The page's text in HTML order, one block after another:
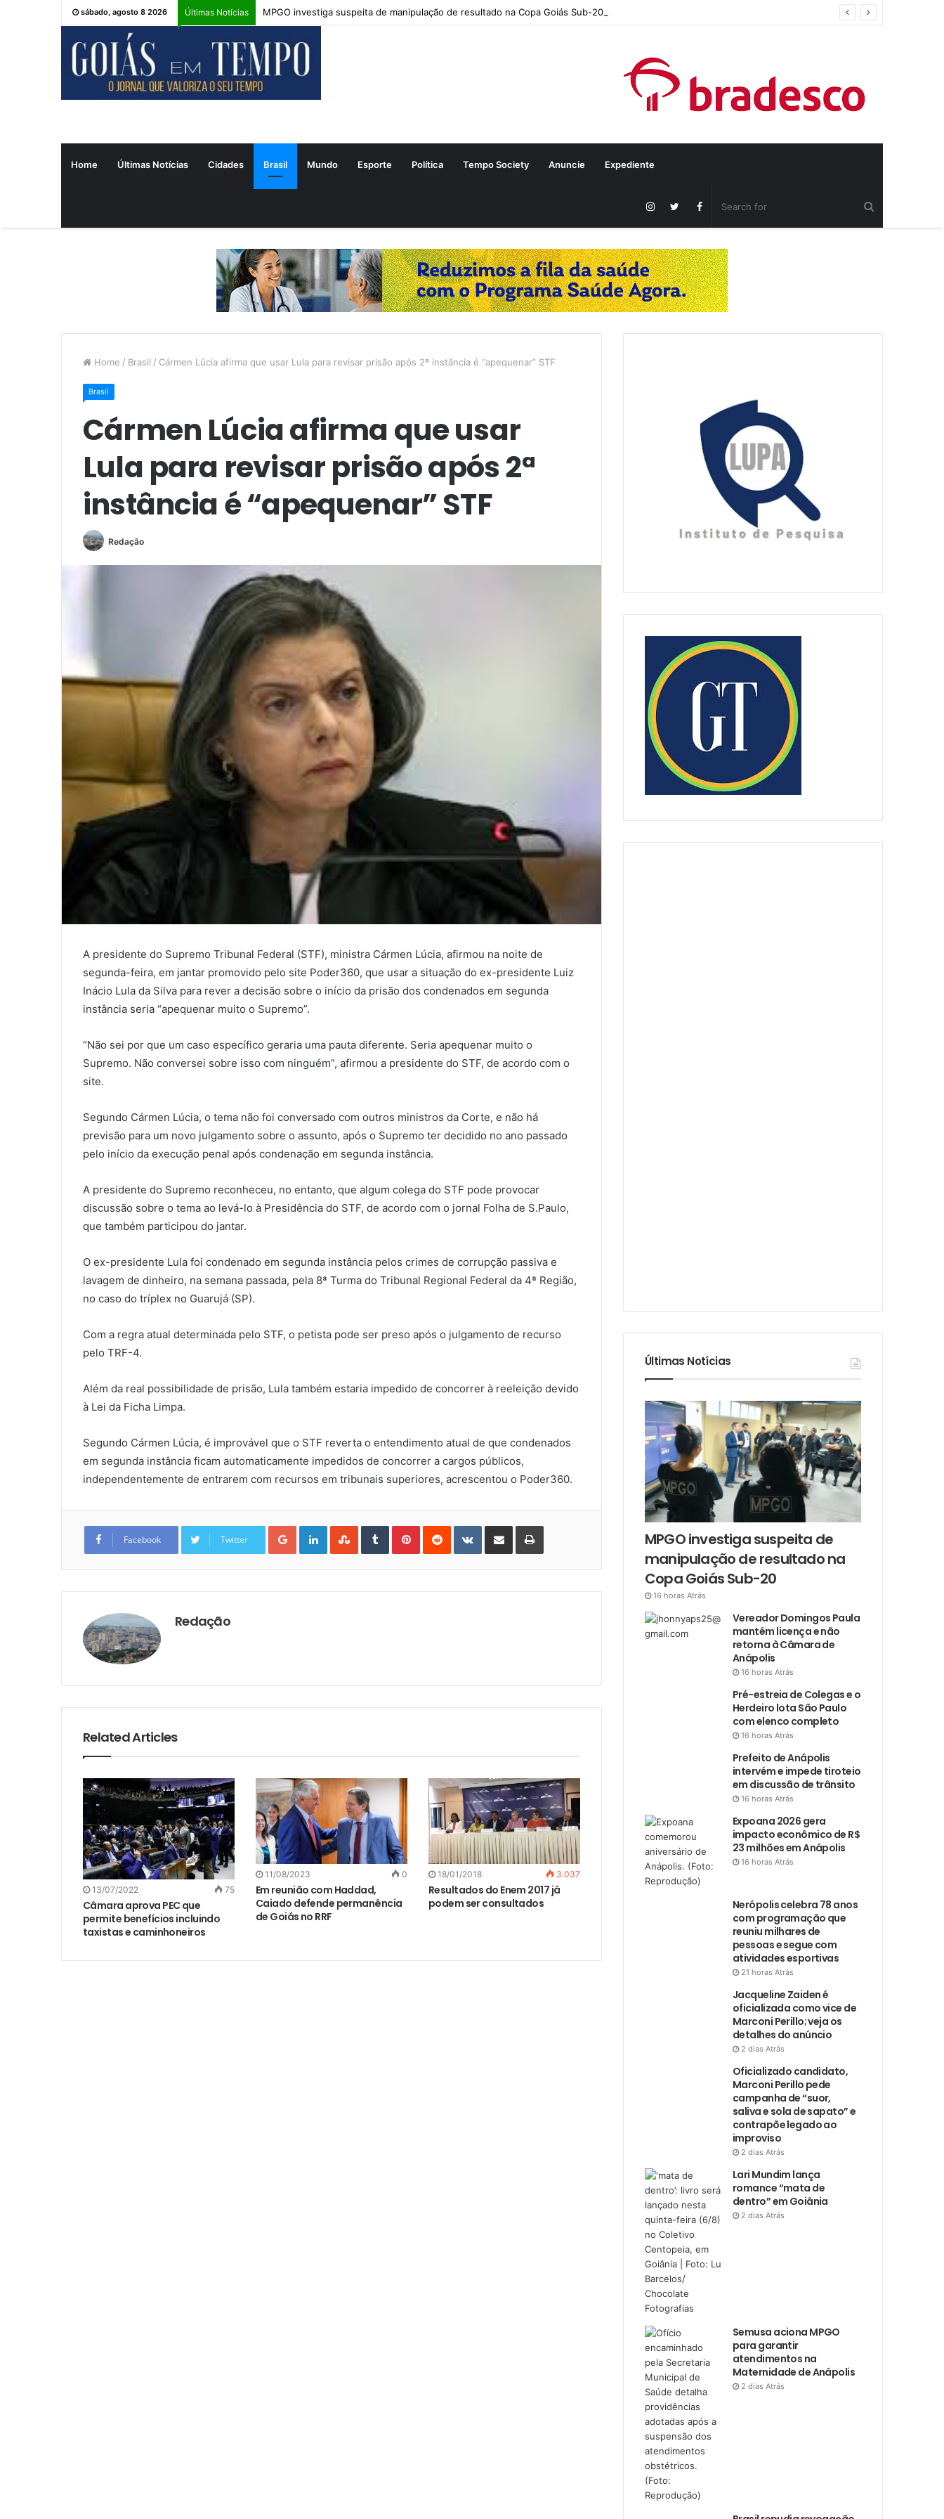
sábado, agosto 8 2026 Últimas Notícias MPGO investiga suspeita de manipulação de resultado na Copa Goiás Sub-20
Home Últimas Notícias Cidades Brasil Mundo Esporte Política Tempo Society Anuncie Expediente
Home / Brasil / Cármen Lúcia afirma que usar Lula para revisar prisão após 2ª instância é “apequenar” STF
Brasil
Cármen Lúcia afirma que usar
Lula para revisar prisão após 2ª
instância é “apequenar” STF
Redação
A presidente do Supremo Tribunal Federal (STF), ministra Cármen Lúcia, afirmou na noite de
segunda-feira, em jantar promovido pelo site Poder360, que usar a situação do ex-presidente Luiz
Inácio Lula da Silva para rever a decisão sobre o início da prisão dos condenados em segunda
instância seria “apequenar muito o Supremo”.
“Não sei por que um caso específico geraria uma pauta diferente. Seria apequenar muito o
Supremo. Não conversei sobre isso com ninguém”, afirmou a presidente do STF, de acordo com o
site.
Segundo Cármen Lúcia, o tema não foi conversado com outros ministros da Corte, e não há
previsão para um novo julgamento sobre o assunto, após o Supremo ter decidido no ano passado
pelo início da execução penal após condenação em segunda instância.
A presidente do Supremo reconheceu, no entanto, que algum colega do STF pode provocar
discussão sobre o tema ao levá-lo à Presidência do STF, de acordo com o jornal Folha de S.Paulo,
que também participou do jantar.
O ex-presidente Lula foi condenado em segunda instância pelos crimes de corrupção passiva e
lavagem de dinheiro, na semana passada, pela 8ª Turma do Tribunal Regional Federal da 4ª Região,
no caso do tríplex no Guarujá (SP).
Com a regra atual determinada pelo STF, o petista pode ser preso após o julgamento de recurso
pelo TRF-4.
Além da real possibilidade de prisão, Lula também estaria impedido de concorrer à reeleição devido
à Lei da Ficha Limpa.
Segundo Cármen Lúcia, é improvável que o STF reverta o entendimento atual de que condenados
em segunda instância ficam automaticamente impedidos de concorrer a cargos públicos,
independentemente de entrarem com recursos em tribunais superiores, acrescentou o Poder360.
Facebook Twitter
Google+LinkedInStumbleUpon
TumblrPinterestReddit VKontakteShare
Email
Print
Redação
Related Articles
13/07/2022 75
Câmara aprova PEC que
permite benefícios incluindo
taxistas e caminhoneiros
11/08/2023 0
Em reunião com Haddad,
Caiado defende permanência
de Goiás no RRF
18/01/2018 3.037
Resultados do Enem 2017 já
podem ser consultados
Últimas Notícias
MPGO investiga suspeita de
manipulação de resultado na
Copa Goiás Sub-20
16 horas Atrás
Vereador Domingos Paula
mantém licença e não
retorna à Câmara de
Anápolis
16 horas Atrás
Pré-estreia de Colegas e o
Herdeiro lota São Paulo
com elenco completo
16 horas Atrás
Prefeito de Anápolis
intervém e impede tiroteio
em discussão de trânsito
16 horas Atrás
Expoana 2026 gera
impacto econômico de R$
23 milhões em Anápolis
16 horas Atrás
Nerópolis celebra 78 anos
com programação que
reuniu milhares de
pessoas e segue com
atividades esportivas
21 horas Atrás
Jacqueline Zaiden é
oficializada como vice de
Marconi Perillo; veja os
detalhes do anúncio
2 dias Atrás
Oficializado candidato,
Marconi Perillo pede
campanha de “suor,
saliva e sola de sapato” e
contrapõe legado ao
improviso
2 dias Atrás
Lari Mundim lança
romance “mata de
dentro” em Goiânia
2 dias Atrás
Semusa aciona MPGO
para garantir
atendimentos na
Maternidade de Anápolis
2 dias Atrás